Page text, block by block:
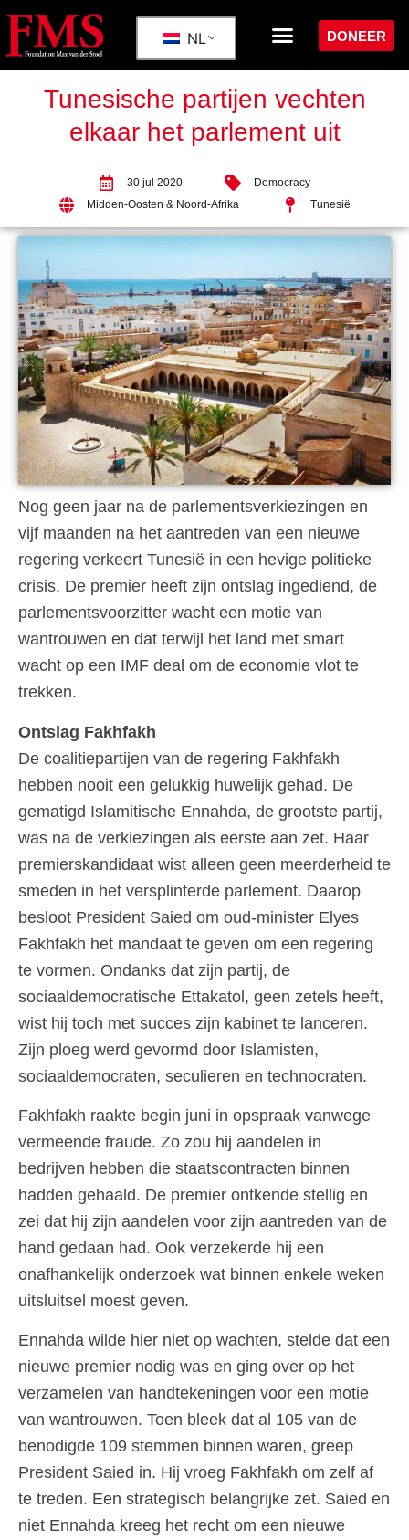
NL DONEER
Tunesische partijen vechten
elkaar het parlement uit
30 jul 2020
Democracy
Midden-Oosten & Noord-Afrika
Tunesië
Nog geen jaar na de parlementsverkiezingen en
vijf maanden na het aantreden van een nieuwe
regering verkeert Tunesië in een hevige politieke
crisis. De premier heeft zijn ontslag ingediend, de
parlementsvoorzitter wacht een motie van
wantrouwen en dat terwijl het land met smart
wacht op een IMF deal om de economie vlot te
trekken.
Ontslag Fakhfakh
De coalitiepartijen van de regering Fakhfakh
hebben nooit een gelukkig huwelijk gehad. De
gematigd Islamitische Ennahda, de grootste partij,
was na de verkiezingen als eerste aan zet. Haar
premierskandidaat wist alleen geen meerderheid te
smeden in het versplinterde parlement. Daarop
besloot President Saied om oud-minister Elyes
Fakhfakh het mandaat te geven om een regering
te vormen. Ondanks dat zijn partij, de
sociaaldemocratische Ettakatol, geen zetels heeft,
wist hij toch met succes zijn kabinet te lanceren.
Zijn ploeg werd gevormd door Islamisten,
sociaaldemocraten, seculieren en technocraten.
Fakhfakh raakte begin juni in opspraak vanwege
vermeende fraude. Zo zou hij aandelen in
bedrijven hebben die staatscontracten binnen
hadden gehaald. De premier ontkende stellig en
zei dat hij zijn aandelen voor zijn aantreden van de
hand gedaan had. Ook verzekerde hij een
onafhankelijk onderzoek wat binnen enkele weken
uitsluitsel moest geven.
Ennahda wilde hier niet op wachten, stelde dat een
nieuwe premier nodig was en ging over op het
verzamelen van handtekeningen voor een motie
van wantrouwen. Toen bleek dat al 105 van de
benodigde 109 stemmen binnen waren, greep
President Saied in. Hij vroeg Fakhfakh om zelf af
te treden. Een strategisch belangrijke zet. Saied en
niet Ennahda kreeg het recht om een nieuwe